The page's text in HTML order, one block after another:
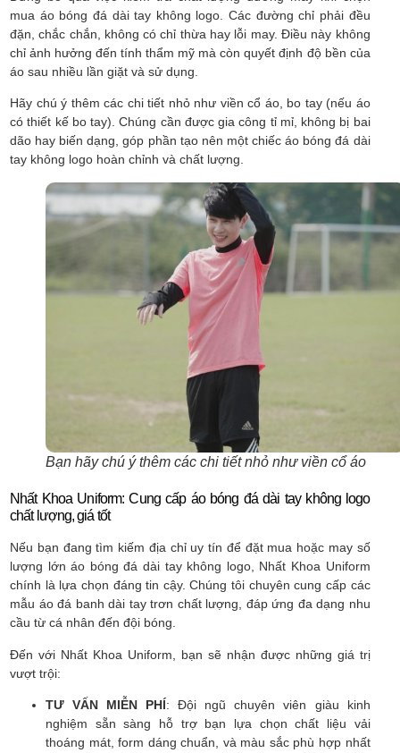
mua áo bóng đá dài tay không logo. Các đường chỉ phải đều
đặn, chắc chắn, không có chỉ thừa hay lỗi may. Điều này không
chỉ ảnh hưởng đến tính thẩm mỹ mà còn quyết định độ bền của
áo sau nhiều lần giặt và sử dụng.
Hãy chú ý thêm các chi tiết nhỏ như viền cổ áo, bo tay (nếu áo
có thiết kế bo tay). Chúng cần được gia công tỉ mỉ, không bị bai
dão hay biến dạng, góp phần tạo nên một chiếc áo bóng đá dài
tay không logo hoàn chỉnh và chất lượng.
Bạn hãy chú ý thêm các chi tiết nhỏ như viền cổ áo
Nhất Khoa Uniform: Cung cấp áo bóng đá dài tay không logo
chất lượng, giá tốt
Nếu bạn đang tìm kiếm địa chỉ uy tín để đặt mua hoặc may số
lượng lớn áo bóng đá dài tay không logo, Nhất Khoa Uniform
chính là lựa chọn đáng tin cậy. Chúng tôi chuyên cung cấp các
mẫu áo đá banh dài tay trơn chất lượng, đáp ứng đa dạng nhu
cầu từ cá nhân đến đội bóng.
Đến với Nhất Khoa Uniform, bạn sẽ nhận được những giá trị
vượt trội:
TƯ VẤN MIỄN PHÍ: Đội ngũ chuyên viên giàu kinh
nghiệm sẵn sàng hỗ trợ bạn lựa chọn chất liệu vải
thoáng mát, form dáng chuẩn, và màu sắc phù hợp nhất